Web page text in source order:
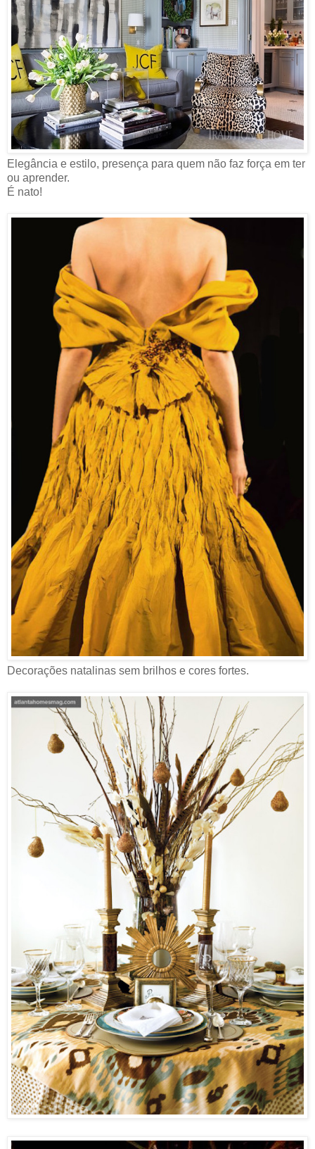
Elegância e estilo, presença para quem não faz força em ter
ou aprender.
É nato!
Decorações natalinas sem brilhos e cores fortes.